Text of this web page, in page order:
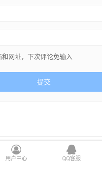
网址，下次评论免输入
提交
cghsj.com 版权所有 Powered by
用户中心 QQ客服